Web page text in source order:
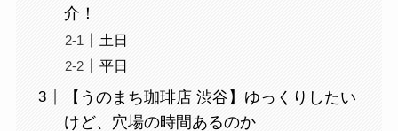
介！
土日
平日
【うのまち珈琲店 渋谷】ゆっくりしたい
けど、穴場の時間あるのか